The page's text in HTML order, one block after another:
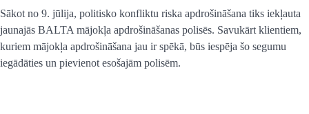
Sākot no 9. jūlija, politisko konfliktu riska apdrošināšana tiks iekļauta
jaunajās BALTA mājokļa apdrošināšanas polisēs. Savukārt klientiem,
kuriem mājokļa apdrošināšana jau ir spēkā, būs iespēja šo segumu
iegādāties un pievienot esošajām polisēm.